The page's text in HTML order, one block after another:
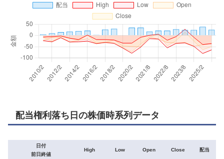
配当権利落ち日の株価時系列データ
日付
前日終値
High Low Open Close 配当